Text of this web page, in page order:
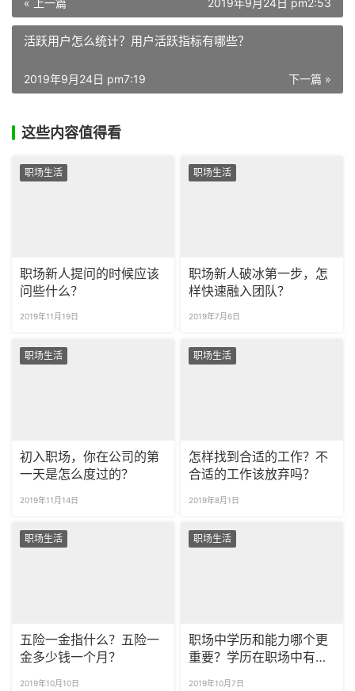
活跃用户怎么统计？用户活跃指标有哪些？
下一篇 »
2019年9月24日 pm7:19
这些内容值得看
职场生活
职场新人提问的时候应该
问些什么？
2019年11月19日
职场生活
职场新人破冰第一步，怎
样快速融入团队？
2019年7月6日
职场生活
初入职场，你在公司的第
一天是怎么度过的？
2019年11月14日
职场生活
怎样找到合适的工作？不
合适的工作该放弃吗？
2019年8月1日
职场生活
五险一金指什么？五险一
金多少钱一个月？
2019年10月10日
职场生活
职场中学历和能力哪个更
重要？学历在职场中有多
2019年10月7日